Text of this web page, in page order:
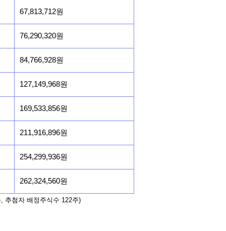
67,813,712원
76,290,320원
84,766,928원
127,149,968원
169,533,856원
211,916,896원
254,299,936원
262,324,560원
추첨자 배정주식수 122주)